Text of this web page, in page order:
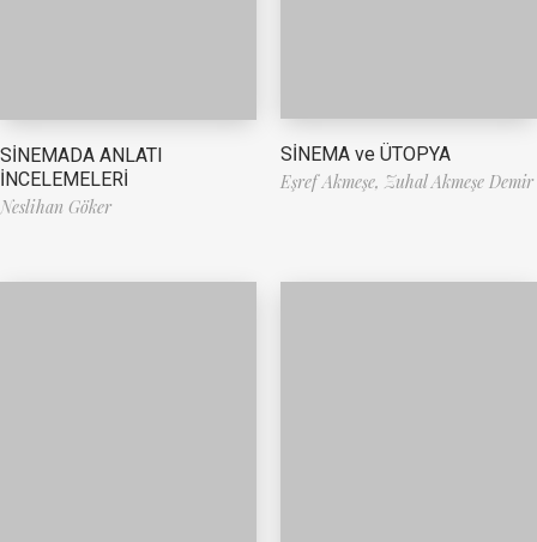
SİNEMADA ANLATI
İNCELEMELERİ
Neslihan Göker
SİNEMA ve ÜTOPYA
Eşref Akmeşe, Zuhal Akmeşe Demir